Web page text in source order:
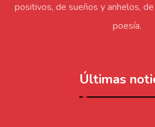
positivos, de sueños y anhelos,
poesía.
Últimas